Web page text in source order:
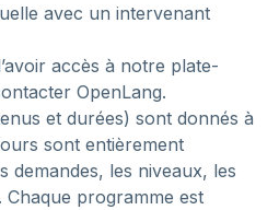
avec un intervenant
accès à notre plate-
OpenLang.
et durées) sont donnés à
sont entièrement
demandes, les niveaux, les
Chaque programme est